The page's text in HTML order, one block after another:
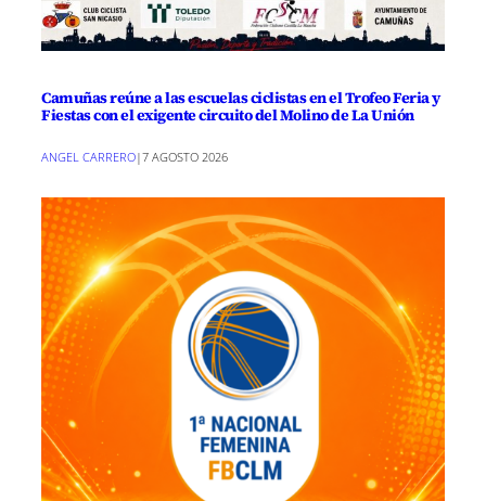
Camuñas reúne a las escuelas ciclistas en el Trofeo Feria y
Fiestas con el exigente circuito del Molino de La Unión
ANGEL CARRERO|7 AGOSTO 2026